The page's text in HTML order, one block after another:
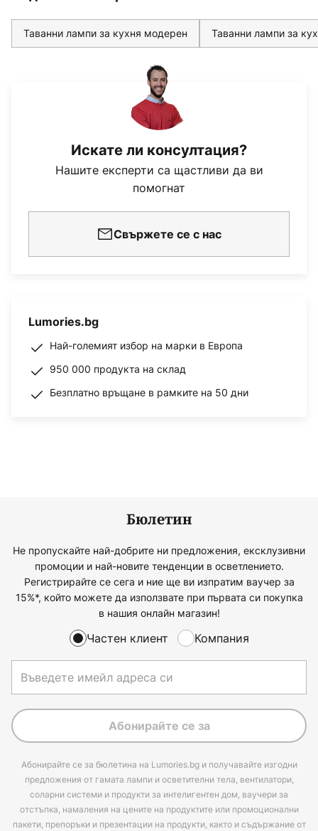
Таванни лампи за кухня модерен Таванни лампи за
Искате ли консултация?
Нашите експерти са щастливи да ви
помогнат
Свържете се с нас
Lumories.bg
Най-големият избор на марки в Европа
950 000 продукта на склад
Безплатно връщане в рамките на 50 дни
Бюлетин
Не пропускайте най-добрите ни предложения, ексклузивни
промоции и най-новите тенденции в осветлението.
Регистрирайте се сега и ние ще ви изпратим ваучер за
15%*, който можете да използвате при първата си покупка
в нашия онлайн магазин!
Частен клиент Компания
Абонирайте се за
Абонирайте се за бюлетина на Lumories.bg и получавайте изгодни
предложения от гамата лампи и осветителни тела, вентилатори,
соларни системи и продукти за интелигентен дом, ваучери за
отстъпка, намаления на цените на продуктите или промоционални
пакети, препоръки и презентации на продукти, както и съдържание от